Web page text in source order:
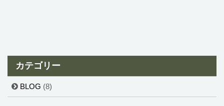
カテゴリー
BLOG (8)